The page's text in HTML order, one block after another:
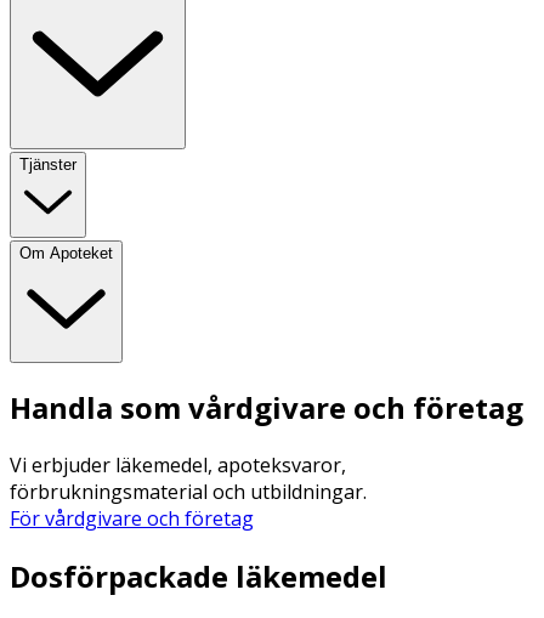
Tjänster
Om Apoteket
Handla som vårdgivare och företag
Vi erbjuder läkemedel, apoteksvaror,
förbrukningsmaterial och utbildningar.
För vårdgivare och företag
Dosförpackade läkemedel